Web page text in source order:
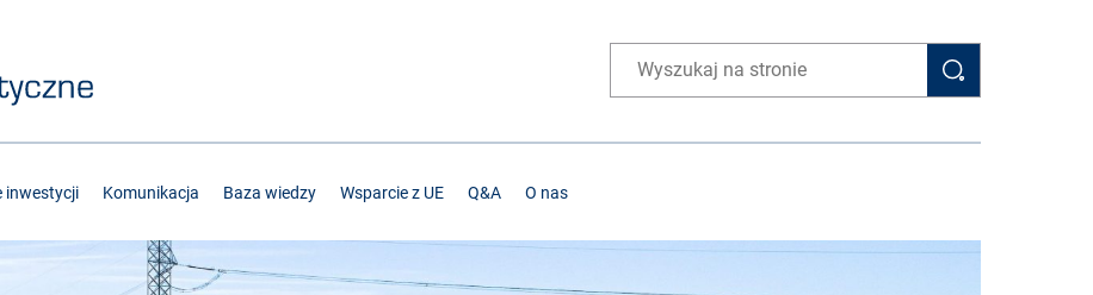
Wpisz wyszukiwaną frazę
inwestycji Komunikacja Baza wiedzy Wsparcie z UE Q&A O nas